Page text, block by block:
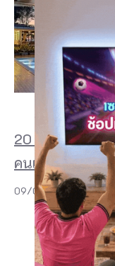
20 ที่พักเชียงคา
คนเดิน และฟีล
09/07/2026